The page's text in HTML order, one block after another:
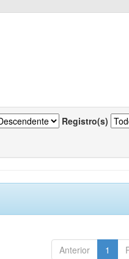
Registro(s)
Anterior 1